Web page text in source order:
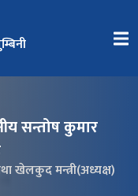
सन्तोष कुमार
खेलकुद मन्त्री(अध्यक्ष)